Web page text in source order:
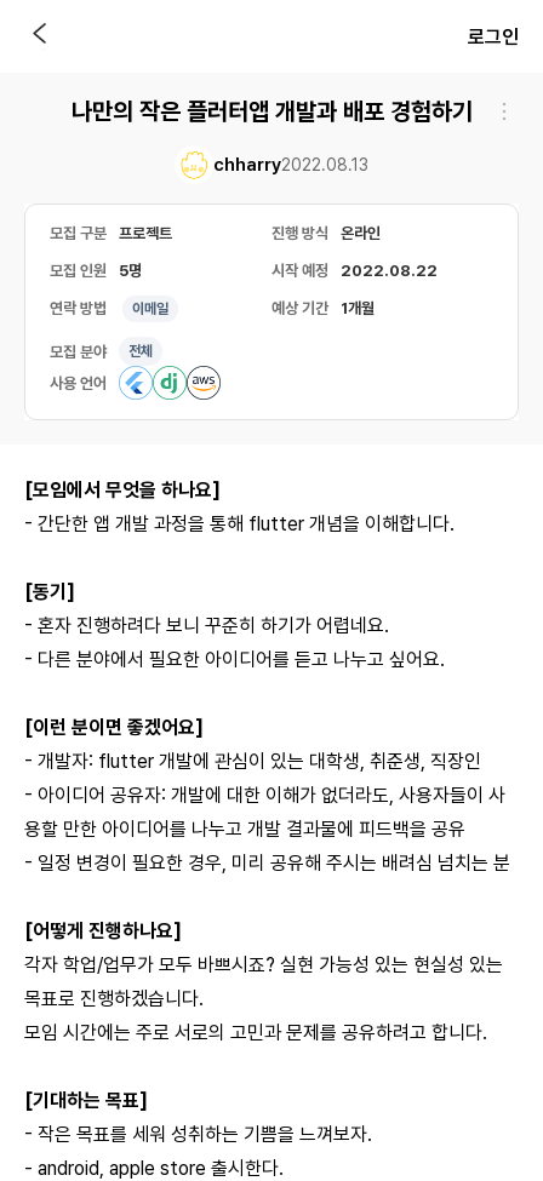
로그인
나만의 작은 플러터앱 개발과 배포 경험하기
chharry2022.08.13
모집 구분 프로젝트 진행 방식 온라인
모집 인원 5명 시작 예정 2022.08.22
연락 방법 이메일 예상 기간 1개월
모집 분야 전체
사용 언어
[모임에서 무엇을 하나요]
- 간단한 앱 개발 과정을 통해 flutter 개념을 이해합니다.
[동기]
- 혼자 진행하려다 보니 꾸준히 하기가 어렵네요.
- 다른 분야에서 필요한 아이디어를 듣고 나누고 싶어요.
[이런 분이면 좋겠어요]
- 개발자: flutter 개발에 관심이 있는 대학생, 취준생, 직장인
- 아이디어 공유자: 개발에 대한 이해가 없더라도, 사용자들이 사
용할 만한 아이디어를 나누고 개발 결과물에 피드백을 공유
- 일정 변경이 필요한 경우, 미리 공유해 주시는 배려심 넘치는 분
[어떻게 진행하나요]
각자 학업/업무가 모두 바쁘시죠? 실현 가능성 있는 현실성 있는
목표로 진행하겠습니다.
모임 시간에는 주로 서로의 고민과 문제를 공유하려고 합니다.
[기대하는 목표]
- 작은 목표를 세워 성취하는 기쁨을 느껴보자.
- android, apple store 출시한다.